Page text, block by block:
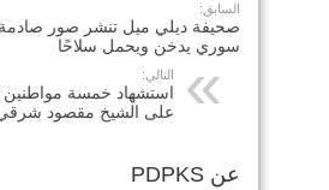
السابق:
صحيفة ديلي ميل تنشر صور
سوري يدخن ويحمل سلاحًا
التالي:
استشهاد خمسة
على الشيخ مقصود
عن PDPKS